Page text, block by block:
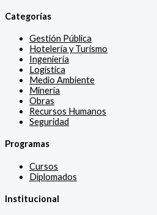
Categorías
Gestión Pública
Hotelería y Turismo
Ingeniería
Logística
Medio Ambiente
Minería
Obras
Recursos Humanos
Seguridad
Programas
Cursos
Diplomados
Institucional